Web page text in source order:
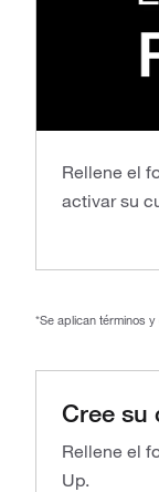
Rellene el
activar su
*Se aplican términos
Cree su
Rellene el
Up.